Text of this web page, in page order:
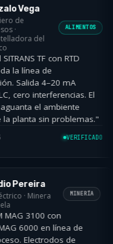
del
ALIMENTOS
TF con RTD
línea de
4–20 mA
interferencias. El
el ambiente
sin problemas."
VERIFICADO
Pereira
Eléctrico · Minera
FM MAG 3100 con
MAG 6000 en línea de
proceso. Electrodos de